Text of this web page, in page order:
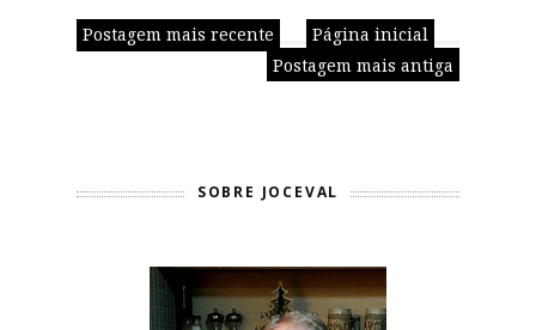
Postagem mais recente
Postagem mais antiga
Página inicial
SOBRE JOCEVAL